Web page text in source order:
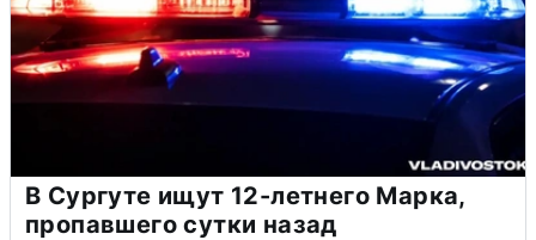
В Сургуте ищут 12-летнего Марка,
пропавшего сутки назад